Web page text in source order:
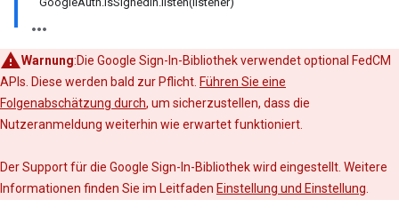
Warnung:Die Google Sign-In-Bibliothek verwendet optional FedCM
APIs. Diese werden bald zur Pflicht. Führen Sie eine
Folgenabschätzung durch, um sicherzustellen, dass die
Nutzeranmeldung weiterhin wie erwartet funktioniert.
Der Support für die Google Sign-In-Bibliothek wird eingestellt. Weitere
Informationen finden Sie im Leitfaden Einstellung und Einstellung